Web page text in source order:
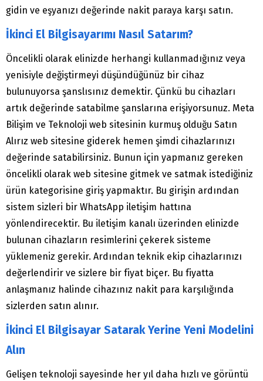
gidin ve eşyanızı değerinde nakit paraya karşı satın.
İkinci El Bilgisayarımı Nasıl Satarım?
Öncelikli olarak elinizde herhangi kullanmadığınız veya
yenisiyle değiştirmeyi düşündüğünüz bir cihaz
bulunuyorsa şanslısınız demektir. Çünkü bu cihazları
artık değerinde satabilme şanslarına erişiyorsunuz. Meta
Bilişim ve Teknoloji web sitesinin kurmuş olduğu Satın
Alırız web sitesine giderek hemen şimdi cihazlarınızı
değerinde satabilirsiniz. Bunun için yapmanız gereken
öncelikli olarak web sitesine gitmek ve satmak istediğiniz
ürün kategorisine giriş yapmaktır. Bu girişin ardından
sistem sizleri bir WhatsApp iletişim hattına
yönlendirecektir. Bu iletişim kanalı üzerinden elinizde
bulunan cihazların resimlerini çekerek sisteme
yüklemeniz gerekir. Ardından teknik ekip cihazlarınızı
değerlendirir ve sizlere bir fiyat biçer. Bu fiyatta
anlaşmanız halinde cihazınız nakit para karşılığında
sizlerden satın alınır.
İkinci El Bilgisayar Satarak Yerine Yeni Modelini
Alın
Gelişen teknoloji sayesinde her yıl daha hızlı ve görüntü